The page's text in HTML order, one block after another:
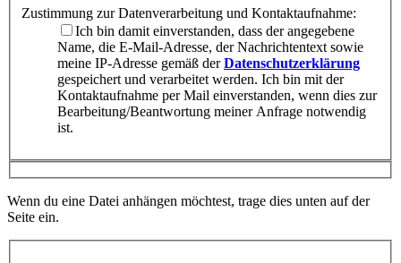
Zustimmung zur Datenverarbeitung und Kontaktaufnahme:
Ich bin damit einverstanden, dass der angegebene
Name, die E-Mail-Adresse, der Nachrichtentext sowie
meine IP-Adresse gemäß derDatenschutzerklärung
gespeichert und verarbeitet werden. Ich bin mit der
Kontaktaufnahme per Mail einverstanden, wenn dies zur
Bearbeitung/Beantwortung meiner Anfrage notwendig
ist.
Wenn du eine Datei anhängen möchtest, trage dies unten auf der
Seite ein.